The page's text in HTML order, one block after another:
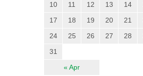
« Apr
10
11 12 13 14
17
18 19 20 21
24
25 26 27 28
31